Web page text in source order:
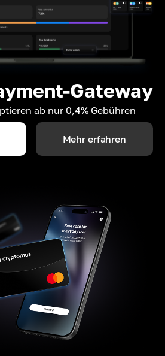
Gateway
ab nur 0,4% Gebühren
Mehr erfahren